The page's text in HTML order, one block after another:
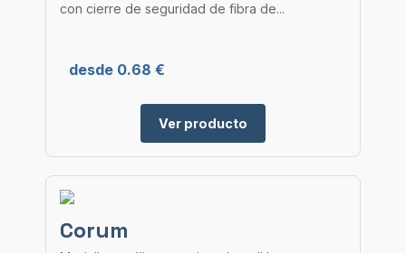
con cierre de seguridad de fibra de...
desde 0.68 €
Ver producto
Corum